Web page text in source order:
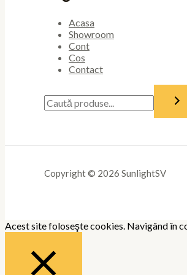
Acasa
Showroom
Cont
Cos
Contact
Copyright © 2026 SunlightSV
Acest site foloseşte cookies. Navigând în